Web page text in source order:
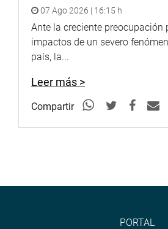
07 Ago 2026 | 16:15 h
Ante la creciente preocupación
impactos de un severo
país, la...
Leer más >
Compartir
PORTAL